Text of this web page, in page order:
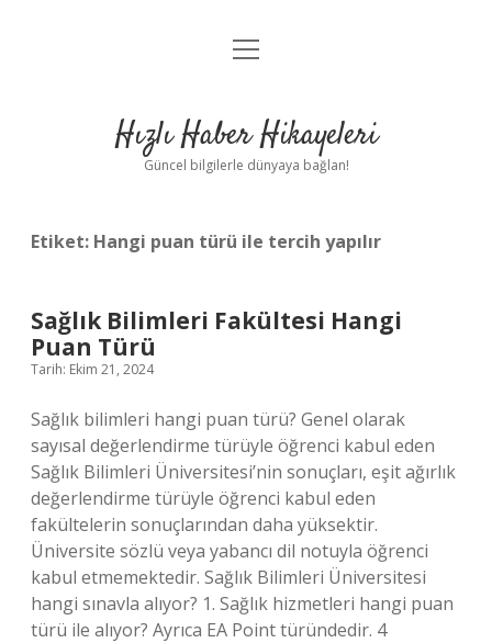
Anasayfa
Yasal Uyarı
menüyü
Hızlı Haber Hikayeleri
Güncel bilgilerle dünyaya bağlan!
Etiket: Hangi puan türü ile tercih yapılır
Sağlık Bilimleri Fakültesi Hangi
Puan Türü
Tarih: Ekim 21, 2024
Sağlık bilimleri hangi puan türü? Genel olarak
sayısal değerlendirme türüyle öğrenci kabul eden
Sağlık Bilimleri Üniversitesi’nin sonuçları, eşit ağırlık
değerlendirme türüyle öğrenci kabul eden
fakültelerin sonuçlarından daha yüksektir.
Üniversite sözlü veya yabancı dil notuyla öğrenci
kabul etmemektedir. Sağlık Bilimleri Üniversitesi
hangi sınavla alıyor? 1. Sağlık hizmetleri hangi puan
türü ile alıyor? Ayrıca EA Point türündedir. 4